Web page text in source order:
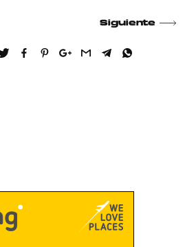
Siguiente